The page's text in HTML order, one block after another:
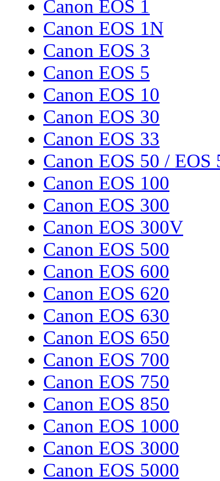
Canon EOS 1
Canon EOS 1N
Canon EOS 3
Canon EOS 5
Canon EOS 10
Canon EOS 30
Canon EOS 33
Canon EOS 50 / EOS
Canon EOS 100
Canon EOS 300
Canon EOS 300V
Canon EOS 500
Canon EOS 600
Canon EOS 620
Canon EOS 630
Canon EOS 650
Canon EOS 700
Canon EOS 750
Canon EOS 850
Canon EOS 1000
Canon EOS 3000
Canon EOS 5000